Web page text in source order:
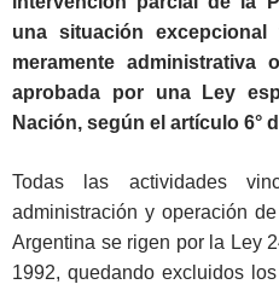
una situación
meramente administrativa
aprobada por una Ley
Nación, según el artículo 6°
Todas las actividades
administración y operación
Argentina se rigen por la Ley
1992, quedando excluidos